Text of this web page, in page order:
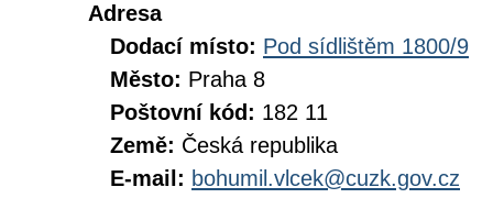
Adresa
Dodací místo: Pod sídlištěm 1800/9
Město: Praha 8
Poštovní kód: 182 11
Země: Česká republika
E-mail: bohumil.vlcek@cuzk.gov.cz